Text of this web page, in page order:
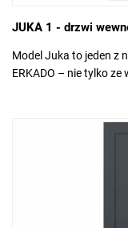
JUKA 1 - drzwi
Model Juka to jeden z
ERKADO – nie tylko ze